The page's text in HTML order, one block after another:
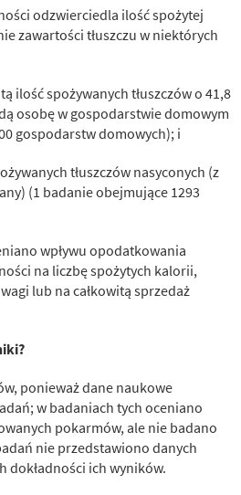
odzwierciedla ilość spożytej
zawartości tłuszczu w niektórych
ilość spożywanych tłuszczów o 41,8
osobę w gospodarstwie domowym
gospodarstw domowych); i
tłuszczów nasyconych (z
(1 badanie obejmujące 1293
wpływu opodatkowania
na liczbę spożytych kalorii,
lub na całkowitą sprzedaż
ponieważ dane naukowe
w badaniach tych oceniano
pokarmów, ale nie badano
nie przedstawiono danych
dokładności ich wyników.